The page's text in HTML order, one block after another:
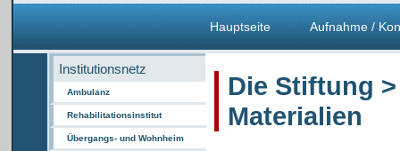
Hauptseite Aufnahme /
Institutionsnetz
Ambulanz
Rehabilitationsinstitut
Übergangs- und Wohnheim
Die Stiftung
Materialien